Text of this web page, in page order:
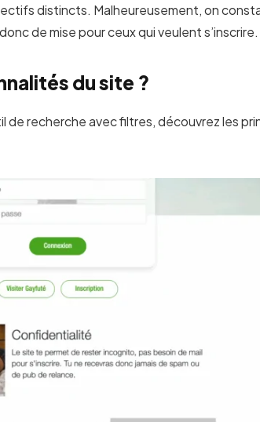
distincts. Malheureusement, on
de mise pour ceux qui veulent s’inscrire.
du site ?
recherche avec filtres, découvrez les